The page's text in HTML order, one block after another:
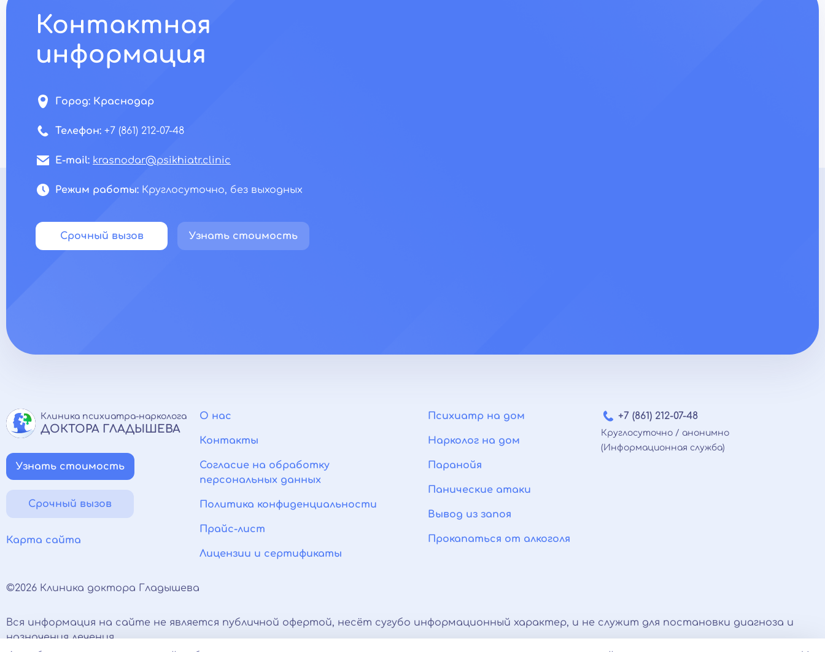
Контактная
информация
Город: Краснодар
Телефон: +7 (861) 212-07-48
E-mail: krasnodar@psikhiatr.clinic
Режим работы: Круглосуточно, без выходных
Срочный вызов Узнать стоимость
Клиника психиатра-нарколога
ДОКТОРА ГЛАДЫШЕВА
Узнать стоимость
Срочный вызов
Карта сайта
О нас
Контакты
Согласие на обработку
персональных данных
Политика конфиденциальности
Прайс-лист
Лицензии и сертификаты
Психиатр на дом
Нарколог на дом
Паранойя
Панические атаки
Вывод из запоя
Прокапаться от алкоголя
+7 (861) 212-07-48
Круглосуточно / анонимно
(Информационная служба)
©2026 Клиника доктора Гладышева
Вся информация на сайте не является публичной офертой, несёт сугубо информационный характер, и не служит для постановки диагноза и
назначения лечения.